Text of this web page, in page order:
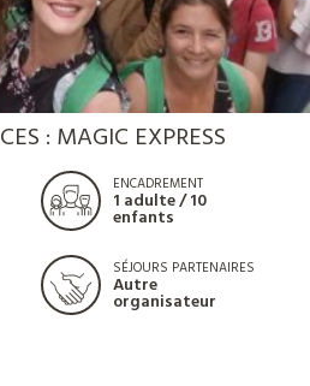
: MAGIC EXPRESS
ENCADREMENT
1 adulte / 10
enfants
SÉJOURS PARTENAIRES
Autre
organisateur